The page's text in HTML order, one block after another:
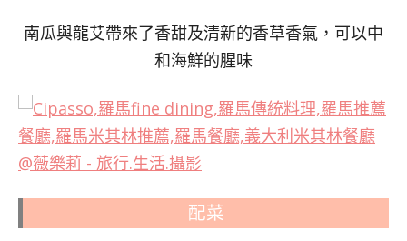
南瓜與龍艾帶來了香甜及清新的香草香氣，可以中
和海鮮的腥味
配菜